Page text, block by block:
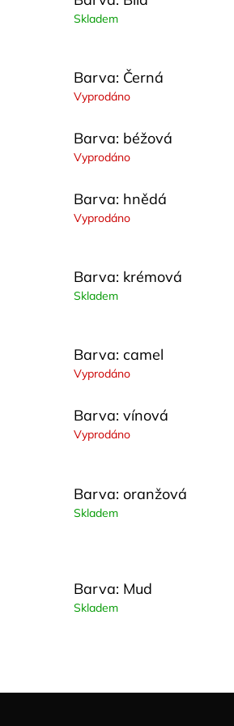
Skladem
Barva: Černá
Vyprodáno
Barva: béžová
Vyprodáno
Barva: hnědá
Vyprodáno
Barva: krémová
Skladem
Barva: camel
Vyprodáno
Barva: vínová
Vyprodáno
Barva: oranžová
Skladem
Barva: Mud
Skladem